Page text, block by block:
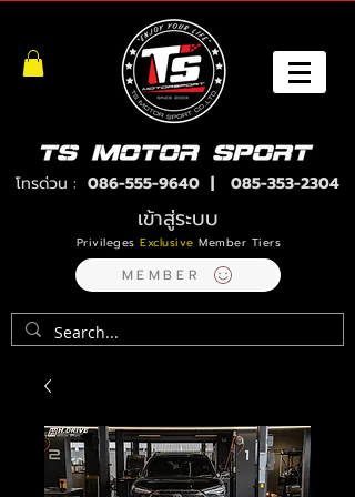
โทรด่วน : 086-555-9640| 085-353-2304
เข้าสู่ระบบ
PrivilegesExclusive Member Tiers
MEMBER